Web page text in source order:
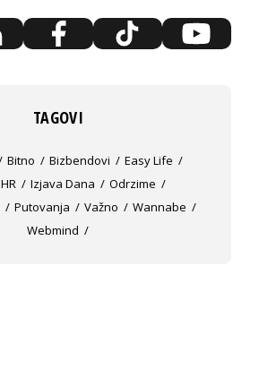
TAGOVI
Bitno Bizbendovi
Easy Life
HR Izjava Dana
Odrzime
Putovanja Važno
Wannabe
Webmind